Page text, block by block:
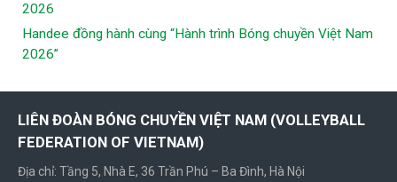
2026
Handee đồng hành cùng “Hành trình Bóng chuyền Việt Nam
2026”
LIÊN ĐOÀN BÓNG CHUYỀN VIỆT NAM (VOLLEYBALL
FEDERATION OF VIETNAM)
Địa chỉ: Tầng 5, Nhà E, 36 Trần Phú – Ba Đình, Hà Nội